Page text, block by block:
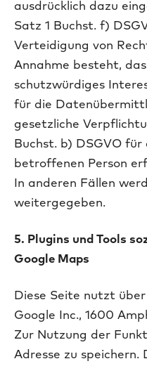
ausdrücklich dazu
Satz 1 Buchst. f)
Verteidigung von
Annahme besteht,
schutzwürdiges
für die
gesetzliche
Buchst. b) DSGVO
betroffenen Person
In anderen Fällen
weitergegeben.
5. Plugins und Tools
Google Maps
Diese Seite nutzt
Google Inc., 1600
Zur Nutzung der
Adresse zu